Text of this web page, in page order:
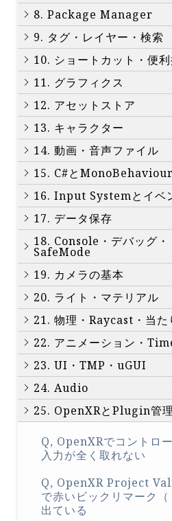
8. Package Manager
9. タグ・レイヤー・検索
10. ショートカット・便
11. グラフィクス
12. アセットストア
13. キャラクター
14. 動画・音声ファイル
15. C#とMonoBehaviour
16. Input Systemとイベ
17. データ保存
18. Console・デバッグ・
SafeMode
19. カメラの基本
20. ライト・マテリアル
21. 物理・Raycast・当た
22. アニメーション・
23. UI・TMP・uGUI
24. Audio
25. OpenXRとPlugin管理
Q, OpenXRでコントロ
入力が全く取れない
Q, OpenXR Project
で赤いビックリマーク
出ている